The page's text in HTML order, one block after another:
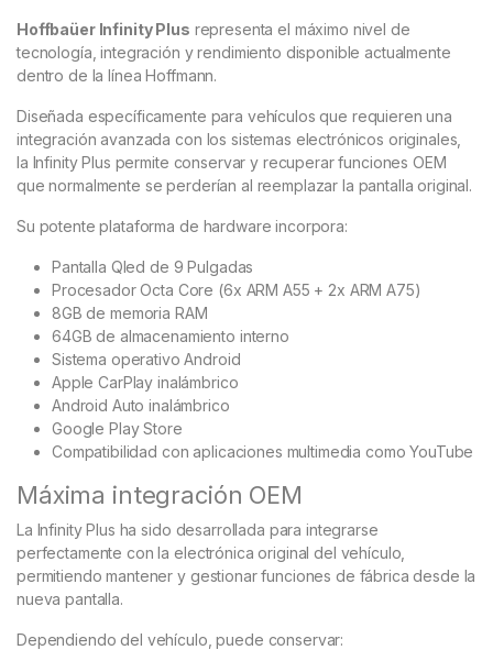
Hoffbaüer Infinity Plus representa el máximo nivel de
tecnología, integración y rendimiento disponible actualmente
dentro de la línea Hoffmann.
Diseñada específicamente para vehículos que requieren una
integración avanzada con los sistemas electrónicos originales,
la Infinity Plus permite conservar y recuperar funciones OEM
que normalmente se perderían al reemplazar la pantalla original.
Su potente plataforma de hardware incorpora:
Pantalla Qled de 9 Pulgadas
Procesador Octa Core (6x ARM A55 + 2x ARM A75)
8GB de memoria RAM
64GB de almacenamiento interno
Sistema operativo Android
Apple CarPlay inalámbrico
Android Auto inalámbrico
Google Play Store
Compatibilidad con aplicaciones multimedia como YouTube
Máxima integración OEM
La Infinity Plus ha sido desarrollada para integrarse
perfectamente con la electrónica original del vehículo,
permitiendo mantener y gestionar funciones de fábrica desde la
nueva pantalla.
Dependiendo del vehículo, puede conservar: